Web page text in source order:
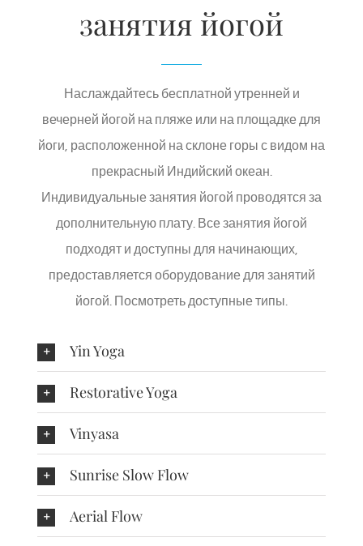
занятия йогой
Наслаждайтесь бесплатной утренней и
вечерней йогой на пляже или на площадке для
йоги, расположенной на склоне горы с видом на
прекрасный Индийский океан.
Индивидуальные занятия йогой проводятся за
дополнительную плату. Все занятия йогой
подходят и доступны для начинающих,
предоставляется оборудование для занятий
йогой. Посмотреть доступные типы.
Yin Yoga
Restorative Yoga
Vinyasa
Sunrise Slow Flow
Aerial Flow